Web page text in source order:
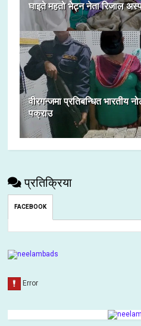
घाइते महतो भेट्न नेता रिजाल
वीरगन्जमा प्रतिबन्धित भारतीय
पक्राउ
प्रतिक्रिया
FACEBOOK